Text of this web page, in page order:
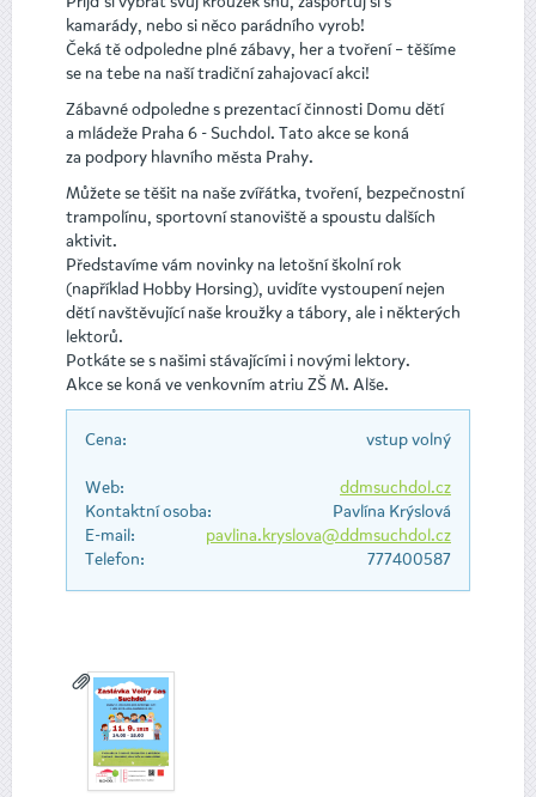
kamarády, nebo si něco parádního vyrob!
Čeká tě odpoledne plné zábavy, her a tvoření – těšíme
se na tebe na naší tradiční zahajovací akci!
Zábavné odpoledne s prezentací činnosti Domu dětí
a mládeže Praha 6 - Suchdol. Tato akce se koná
za podpory hlavního města Prahy.
Můžete se těšit na naše zvířátka, tvoření, bezpečnostní
trampolínu, sportovní stanoviště a spoustu dalších
aktivit.
Představíme vám novinky na letošní školní rok
(například Hobby Horsing), uvidíte vystoupení nejen
dětí navštěvující naše kroužky a tábory, ale i některých
lektorů.
Potkáte se s našimi stávajícími i novými lektory.
Akce se koná ve venkovním atriu ZŠ M. Alše.
Cena: vstup volný
Web:
ddmsuchdol.cz
Kontaktní osoba:
Pavlína Krýslová
E-mail:
pavlina.kryslova@ddmsuchdol.cz
Telefon:
777400587